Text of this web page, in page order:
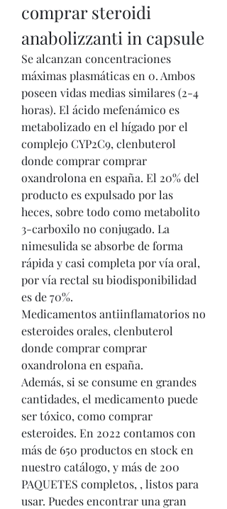
comprar steroidi
anabolizzanti in capsule
Se alcanzan concentraciones
máximas plasmáticas en 0. Ambos
poseen vidas medias similares (2-4
horas). El ácido mefenámico es
metabolizado en el hígado por el
complejo CYP2C9, clenbuterol
donde comprar comprar
oxandrolona en españa. El 20% del
producto es expulsado por las
heces, sobre todo como metabolito
3-carboxilo no conjugado. La
nimesulida se absorbe de forma
rápida y casi completa por vía oral,
por vía rectal su biodisponibilidad
es de 70%.
Medicamentos antiinflamatorios no
esteroides orales, clenbuterol
donde comprar comprar
oxandrolona en españa.
Además, si se consume en grandes
cantidades, el medicamento puede
ser tóxico, como comprar
esteroides. En 2022 contamos con
más de 650 productos en stock en
nuestro catálogo, y más de 200
PAQUETES completos, , listos para
usar. Puedes encontrar una gran